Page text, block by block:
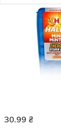
30.99 ₴